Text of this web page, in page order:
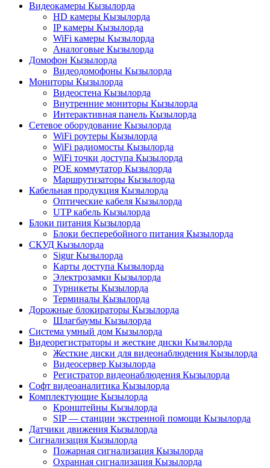
Видеокамеры Кызылорда
HD камеры Кызылорда
IP камеры Кызылорда
WiFi камеры Кызылорда
Аналоговые Кызылорда
Домофон Кызылорда
Видеодомофоны Кызылорда
Мониторы Кызылорда
Видеостена Кызылорда
Внутренние мониторы Кызылорда
Интерактивная панель Кызылорда
Сетевое оборудование Кызылорда
WiFi роутеры Кызылорда
WiFi радиомосты Кызылорда
WiFi точки доступа Кызылорда
POE коммутатор Кызылорда
Маршрутизаторы Кызылорда
Кабельная продукция Кызылорда
Оптические кабеля Кызылорда
UTP кабель Кызылорда
Блоки питания Кызылорда
Блоки бесперебойного питания Кызылорда
СКУД Кызылорда
Sigur Кызылорда
Карты доступа Кызылорда
Электрозамки Кызылорда
Турникеты Кызылорда
Терминалы Кызылорда
Дорожные блокираторы Кызылорда
Шлагбаумы Кызылорда
Система умный дом Кызылорда
Видеорегистраторы и жесткие диски Кызылорда
Жесткие диски для видеонаблюдения Кызылорда
Видеосервер Кызылорда
Регистратор видеонаблюдения Кызылорда
Софт видеоаналитика Кызылорда
Комплектующие Кызылорда
Кронштейны Кызылорда
SIP — станции экстренной помощи Кызылорда
Датчики движения Кызылорда
Сигнализация Кызылорда
Пожарная сигнализация Кызылорда
Охранная сигнализация Кызылорда